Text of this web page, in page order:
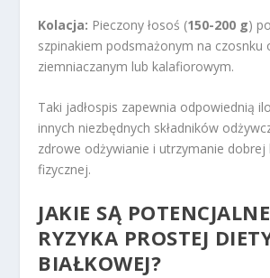
Kolacja: Pieczony łosoś (150-200 g)
szpinakiem podsmażonym na czosnku
ziemniaczanym lub kalafiorowym.
Taki jadłospis zapewnia odpowiednią
innych niezbędnych składników
zdrowe odżywianie i utrzymanie dobrej
fizycznej.
JAKIE SĄ
RYZYKA PROSTEJ
BIAŁKOWEJ?